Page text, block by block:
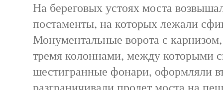
На береговых устоях моста
постаменты, на которых лежали
Монументальные ворота с
тремя колоннами, между которыми
шестигранные фонари, оформляли
разграничивали пролет моста на